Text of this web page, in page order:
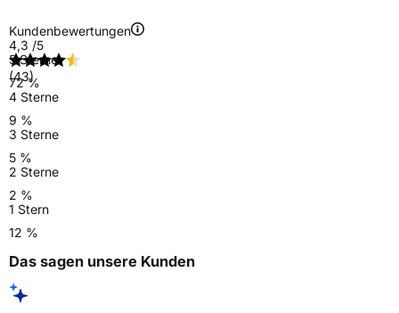
Kundenbewertungen
4,3 /5
(43)
5 Sterne
72 %
4 Sterne
9 %
3 Sterne
5 %
2 Sterne
2 %
1 Stern
12 %
Das sagen unsere Kunden